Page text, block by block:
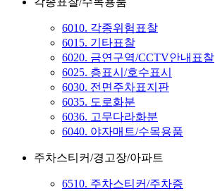
6010. 각종위험표찰
6015. 기타표찰
6020. 금연구역/CCTV안내표찰
6025. 층표시/호수표시
6030. 전면주차표지판
6035. 도로화분
6036. 고무다라화분
6040. 야자매트/수목용품
주차스티커/경고장/아파트
6510. 주차스티커/주차증